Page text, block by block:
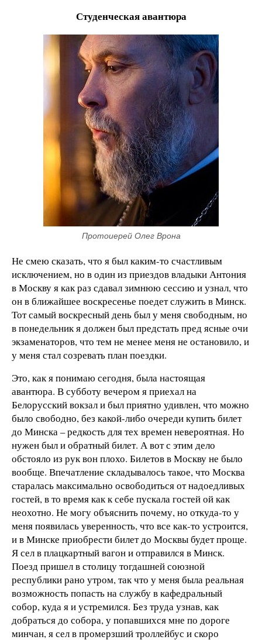
Студенческая авантюра
Протоиерей Олег Врона
Не смею сказать, что я был каким-то счастливым
исключением, но в один из приездов владыки Антония
в Москву я как раз сдавал зимнюю сессию и узнал, что
он в ближайшее воскресенье поедет служить в Минск.
Тот самый воскресный день был у меня свободным, но
в понедельник я должен был предстать пред ясные очи
экзаменаторов, что тем не менее меня не остановило, и
у меня стал созревать план поездки.
Это, как я понимаю сегодня, была настоящая
авантюра. В субботу вечером я приехал на
Белорусский вокзал и был приятно удивлен, что можно
было свободно, без какой-либо очереди купить билет
до Минска – редкость для тех времен невероятная. Но
нужен был и обратный билет. А вот с этим дело
обстояло из рук вон плохо. Билетов в Москву не было
вообще. Впечатление складывалось такое, что Москва
старалась максимально освободиться от надоедливых
гостей, в то время как к себе пускала гостей ой как
неохотно. Не могу объяснить почему, но откуда-то у
меня появилась уверенность, что все как-то устроится,
и в Минске приобрести билет до Москвы будет проще.
Я сел в плацкартный вагон и отправился в Минск.
Поезд пришел в столицу тогдашней союзной
республики рано утром, так что у меня была реальная
возможность попасть на службу в кафедральный
собор, куда я и устремился. Без труда узнав, как
добраться до собора, у попавшихся мне по дороге
минчан, я сел в промерзший троллейбус и скоро